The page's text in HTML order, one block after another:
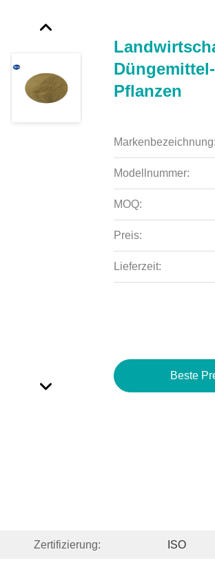
Pflanzen
Markenbezeichnung:
Modellnummer:
MOQ:
Preis:
Lieferzeit:
Beste
Zertifizierung: ISO